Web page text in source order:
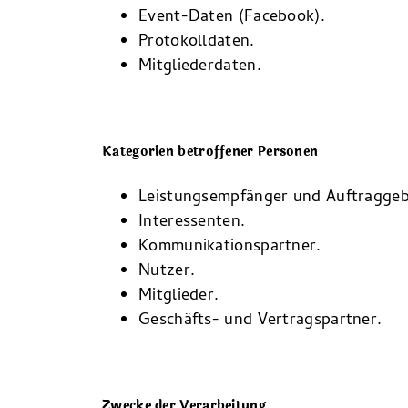
Event-Daten (Facebook).
Protokolldaten.
Mitgliederdaten.
Kategorien betroffener Personen
Leistungsempfänger und
Interessenten.
Kommunikationspartner.
Nutzer.
Mitglieder.
Geschäfts- und Vertragspartner.